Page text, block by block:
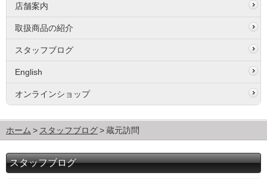
店舗案内
取扱商品の紹介
スタッフブログ
English
オンラインショップ
ホーム スタッフブログ 蔵元訪問
スタッフブログ